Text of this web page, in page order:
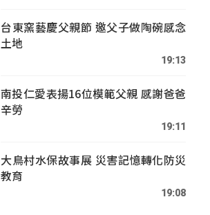
台東窯藝慶父親節 邀父子做陶碗感念
土地
19:13
南投仁愛表揚16位模範父親 感謝爸爸
辛勞
19:11
大鳥村水保故事展 災害記憶轉化防災
教育
19:08